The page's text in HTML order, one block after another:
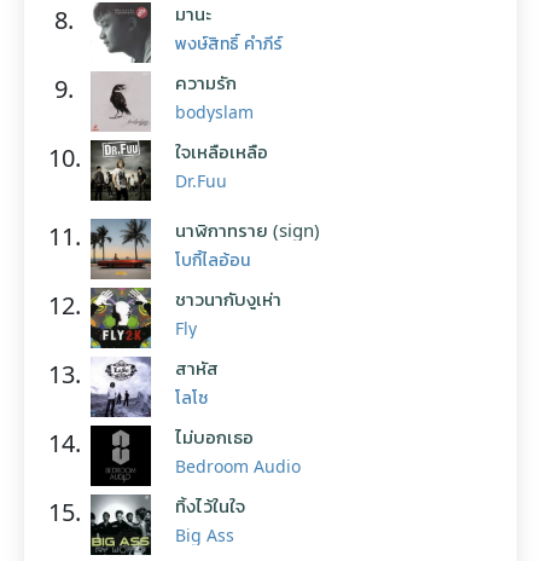
8. มานะ
พงษ์สิทธิ์ คำภีร์
9. ความรัก
bodyslam
10. ใจเหลือเหลือ
Dr.Fuu
11. นาฬิกาทราย (sign)
โบกี้ไลอ้อน
12. ชาวนากับงูเห่า
Fly
13. สาหัส
โลโซ
14. ไม่บอกเธอ
Bedroom Audio
15. ทิ้งไว้ในใจ
Big Ass